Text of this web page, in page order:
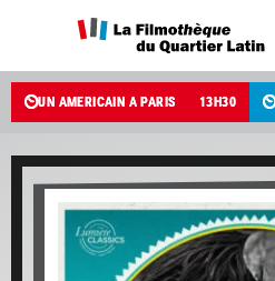
UN AMÉRICAIN À PARIS 13 H30